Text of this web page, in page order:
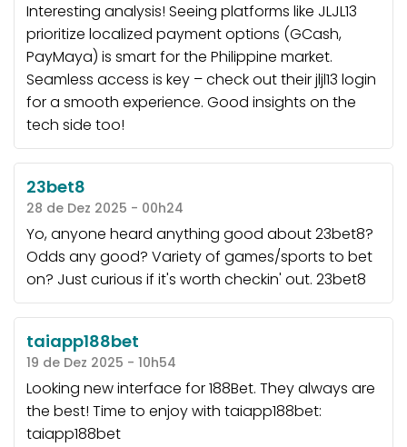
Interesting analysis! Seeing platforms like JLJL13
prioritize localized payment options (GCash,
PayMaya) is smart for the Philippine market.
Seamless access is key – check out theirjljl13 login
for a smooth experience. Good insights on the
tech side too!
23bet8
28 de Dez 2025 - 00h24
Yo, anyone heard anything good about 23bet8?
Odds any good? Variety of games/sports to bet
on? Just curious if it's worth checkin' out. 23bet8
taiapp188bet
19 de Dez 2025 - 10h54
Looking new interface for 188Bet. They always are
the best! Time to enjoy with taiapp188bet:
taiapp188bet